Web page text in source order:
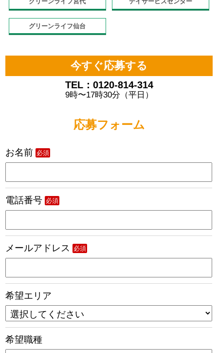
グリーンライフ仙台
今すぐ応募する
TEL：0120-814-314
9時〜17時30分（平日）
応募フォーム
お名前 必須
電話番号 必須
メールアドレス 必須
希望エリア
希望職種